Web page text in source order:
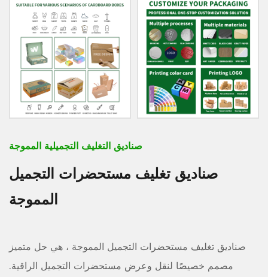
صناديق التغليف التجميلية المموجة
صناديق تغليف مستحضرات التجميل
المموجة
صناديق تغليف مستحضرات التجميل المموجة ، هي حل متميز
مصمم خصيصًا لنقل وعرض مستحضرات التجميل الراقية.